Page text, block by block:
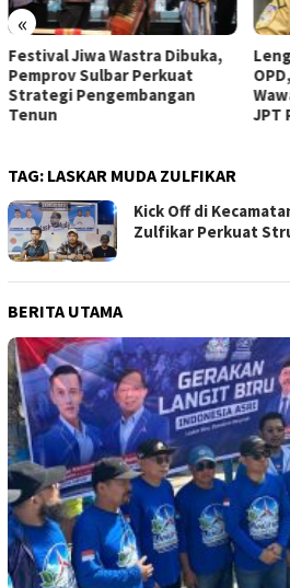
«
Festival Jiwa Wastra Dibuka,
Pemprov Sulbar Perkuat
Strategi Pengembangan
Tenun
JPT
TAG: LASKAR MUDA ZULFIKAR
Kick Off di
Zulfikar Perkuat
BERITA UTAMA